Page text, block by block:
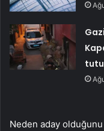
Neden aday